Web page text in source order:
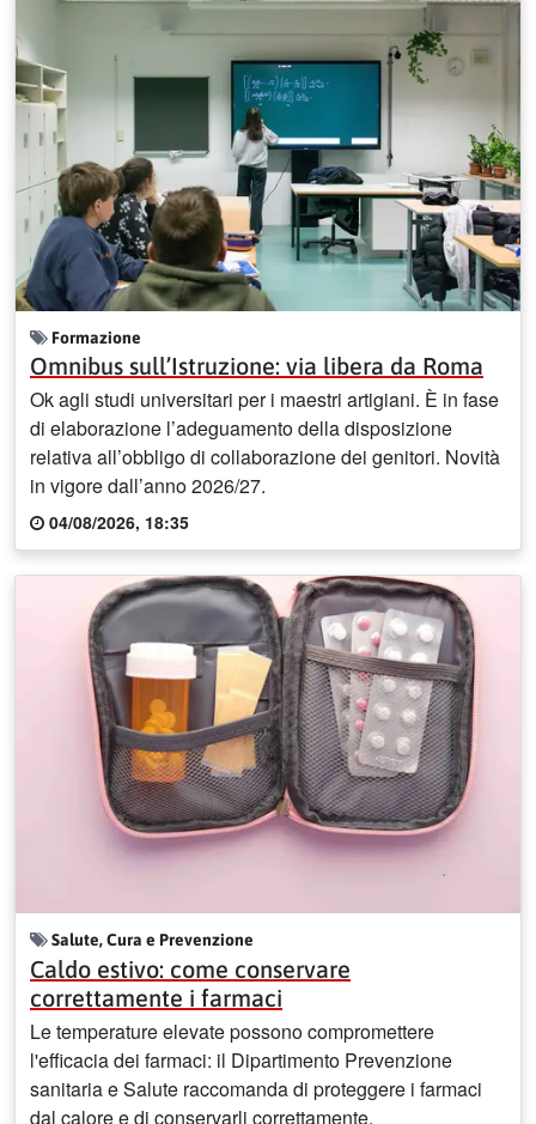
Formazione
Omnibus sull’Istruzione: via libera da Roma
Ok agli studi universitari per i maestri artigiani. È in fase
di elaborazione l’adeguamento della disposizione
relativa all’obbligo di collaborazione dei genitori. Novità
in vigore dall’anno 2026/27.
04/08/2026, 18:35
Salute, Cura e Prevenzione
Caldo estivo: come conservare
correttamente i farmaci
Le temperature elevate possono compromettere
l'efficacia dei farmaci: il Dipartimento Prevenzione
sanitaria e Salute raccomanda di proteggere i farmaci
dal calore e di conservarli correttamente.